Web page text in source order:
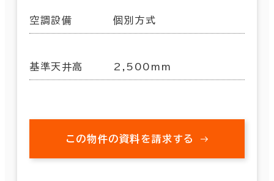
空調設備 個別方式
基準天井高 2,500mm
この物件の資料を請求する